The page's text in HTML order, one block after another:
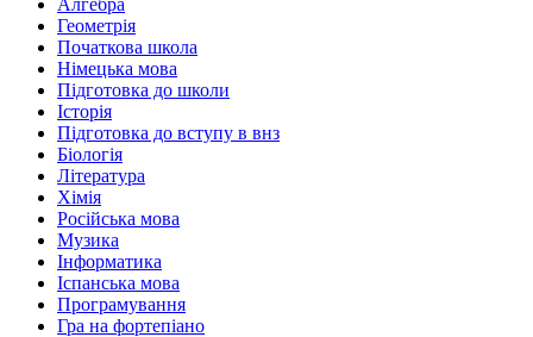
Алгебра
Геометрія
Початкова школа
Німецька мова
Підготовка до школи
Історія
Підготовка до вступу в внз
Біологія
Література
Хімія
Російська мова
Музика
Інформатика
Іспанська мова
Програмування
Гра на фортепіано